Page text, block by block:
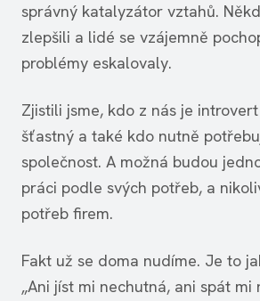
správný katalyzátor vztahů.
zlepšili a lidé se vzájemně
problémy eskalovaly.
Zjistili jsme, kdo z nás je
šťastný a také kdo nutně
společnost. A možná budou
práci podle svých potřeb, a
potřeb firem.
Fakt už se doma nudíme. Je to
„Ani jíst mi nechutná, ani spát mi